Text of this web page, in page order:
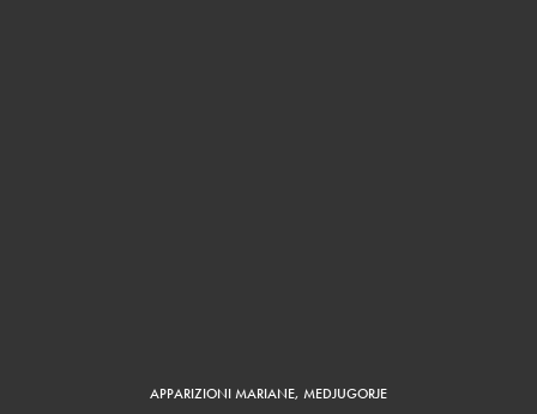
APPARIZIONI MARIANE, MEDJUGORJE